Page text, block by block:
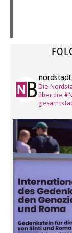
Die
über die